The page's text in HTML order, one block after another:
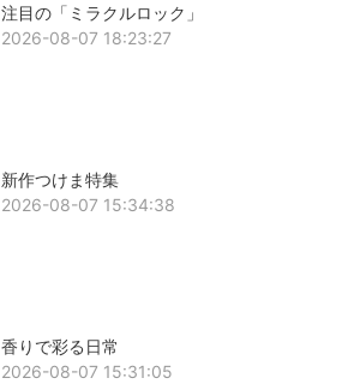
注目の「ミラクルロック」
2026-08-07 18:23:27
新作つけま特集
2026-08-07 15:34:38
香りで彩る日常
2026-08-07 15:31:05